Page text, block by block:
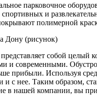
парковочное
и
полимерной
собой целый
и современными.
прибыли. Используя
и с нее. Таким образом,
нашей компании, вы